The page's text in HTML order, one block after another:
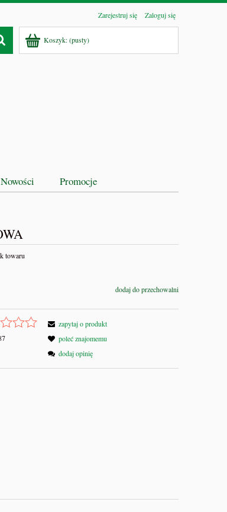
Zarejestruj się Zaloguj się
Koszyk:(pusty)
Nowości Promocje
towaru
dodaj do przechowalni
zapytaj o produkt
poleć znajomemu
dodaj opinię